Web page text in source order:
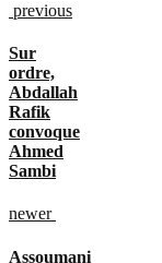
previous
Sur
ordre,
Abdallah
Rafik
convoque
Ahmed
Sambi
newer
Assoumani